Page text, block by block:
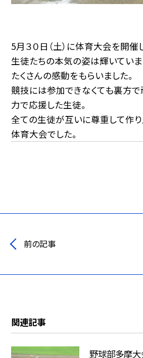
5月３０日（土）に体育大会を開催
生徒たちの本気の姿は輝いていま
たくさんの感動をもらいました。
競技には参加できなくても裏方で
力で応援した生徒。
全ての生徒が互いに尊重して作
体育大会でした。
前の記事
関連記事
野球部多摩大